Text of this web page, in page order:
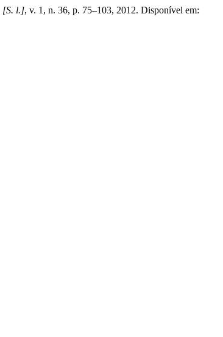
[S. l.], v. 1, n. 36, p. 75–103, 2012. Disponível em: